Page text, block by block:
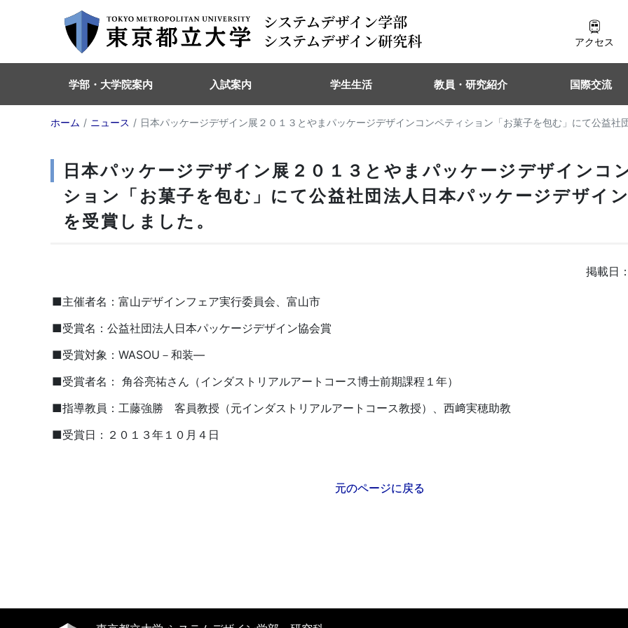
アクセス
学部・大学院案内 入試案内 学生生活 教員・研究紹介 国際交流
ホーム ニュース 日本パッケージデザイン展２０１３とやまパッケージデザインコンペティション「お菓子を包む」にて公益社
日本パッケージデザイン展２０１３とやまパッケージデザインコ
ション「お菓子を包む」にて公益社団法人日本パッケージデザイ
を受賞しました。
掲載日
■主催者名：富山デザインフェア実行委員会、富山市
■受賞名：公益社団法人日本パッケージデザイン協会賞
■受賞対象：WASOU－和装―
■受賞者名： 角谷亮祐さん（インダストリアルアートコース博士前期課程１年）
■指導教員：工藤強勝 客員教授（元インダストリアルアートコース教授）、西﨑実穂助教
■受賞日：２０１３年１０月４日
元のページに戻る